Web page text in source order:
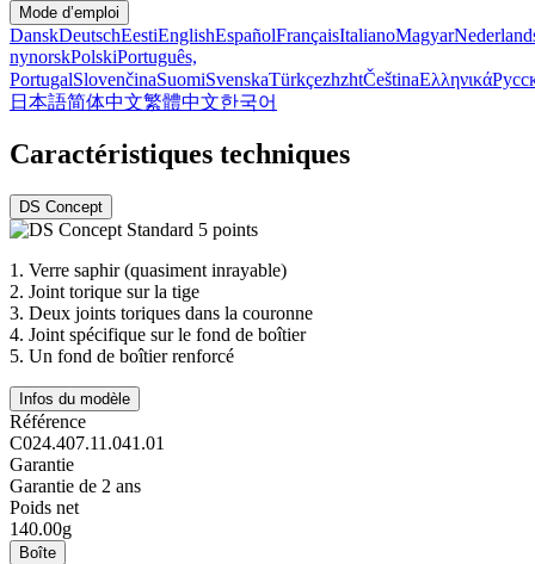
Mode d’emploi
DanskDeutschEestiEnglishEspañolFrançaisItalianoMagyar
nynorskPolskiPortuguês,
PortugalSlovenčinaSuomiSvenskaTürkçezhzhtČeštinaΕλληνικά
日本語简体中文繁體中文한국어
Caractéristiques techniques
DS Concept
1. Verre saphir (quasiment inrayable)
2. Joint torique sur la tige
3. Deux joints toriques dans la couronne
4. Joint spécifique sur le fond de boîtier
5. Un fond de boîtier renforcé
Infos du modèle
Référence
C024.407.11.041.01
Garantie
Garantie de 2 ans
Poids net
140.00g
Boîte